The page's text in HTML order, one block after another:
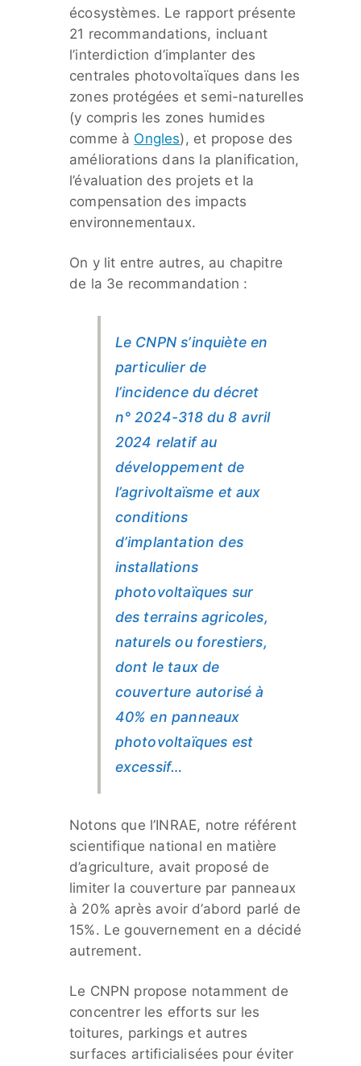
écosystèmes. Le rapport présente
21 recommandations, incluant
l’interdiction d’implanter des
centrales photovoltaïques dans les
zones protégées et semi-naturelles
(y compris les zones humides
comme à Ongles), et propose des
améliorations dans la planification,
l’évaluation des projets et la
compensation des impacts
environnementaux.
On y lit entre autres, au chapitre
de la 3e recommandation :
Le CNPN s’inquiète en
particulier de
l’incidence du décret
n° 2024-318 du 8 avril
2024 relatif au
développement de
l’agrivoltaïsme et aux
conditions
d’implantation des
installations
photovoltaïques sur
des terrains agricoles,
naturels ou forestiers,
dont le taux de
couverture autorisé à
40% en panneaux
photovoltaïques est
excessif…
Notons que l’INRAE, notre référent
scientifique national en matière
d’agriculture, avait proposé de
limiter la couverture par panneaux
à 20% après avoir d’abord parlé de
15%. Le gouvernement en a décidé
autrement.
Le CNPN propose notamment de
concentrer les efforts sur les
toitures, parkings et autres
surfaces artificialisées pour éviter